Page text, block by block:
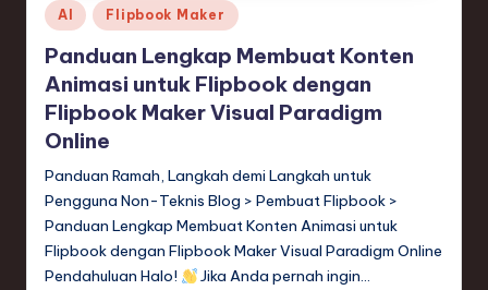
Posted
in
AI Flipbook Maker
Panduan Lengkap Membuat Konten
Animasi untuk Flipbook dengan
Flipbook Maker Visual Paradigm
Online
Panduan Ramah, Langkah demi Langkah untuk
Pengguna Non-Teknis Blog > Pembuat Flipbook >
Panduan Lengkap Membuat Konten Animasi untuk
Flipbook dengan Flipbook Maker Visual Paradigm Online
Pendahuluan Halo!
Jika Anda pernah ingin…